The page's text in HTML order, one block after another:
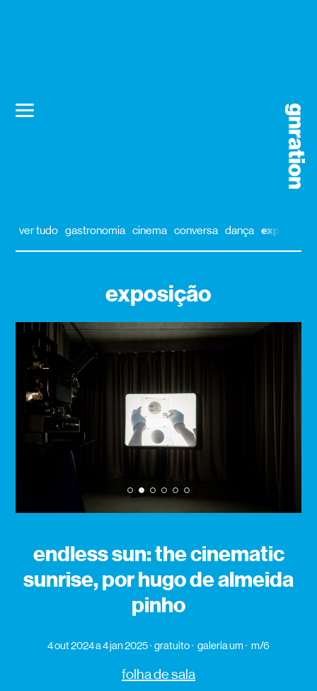
ver tudo gastronomia cinema conversa dança exposição
exposição
1 2 3 4 5
endless sun: the cinematic
sunrise, por hugo de almeida
pinho
4 out 2024a 4 jan 2025 gratuito galeria um m/6
folha de sala